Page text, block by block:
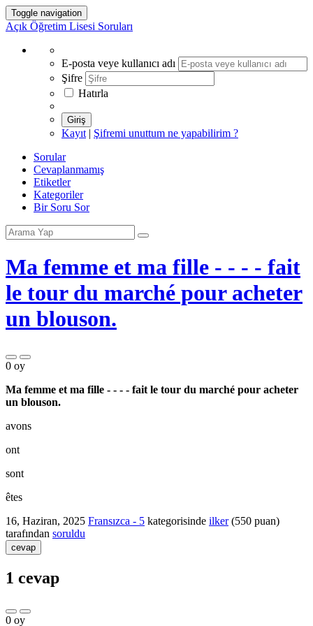
Toggle navigation
Açık Öğretim Lisesi Soruları
E-posta veye kullanıcı adı
Şifre
Hatırla
Giriş
Kayıt | Şifremi unuttum ne yapabilirim ?
Sorular
Cevaplanmamış
Etiketler
Kategoriler
Bir Soru Sor
Ma femme et ma fille - - - - fait
le tour du marché pour acheter
un blouson.
0 oy
Ma femme et ma fille - - - - fait le tour du marché pour acheter
un blouson.
avons
ont
sont
êtes
16, Haziran, 2025 Fransızca - 5 kategorisinde ilker (550 puan)
tarafından soruldu
cevap
1 cevap
0 oy